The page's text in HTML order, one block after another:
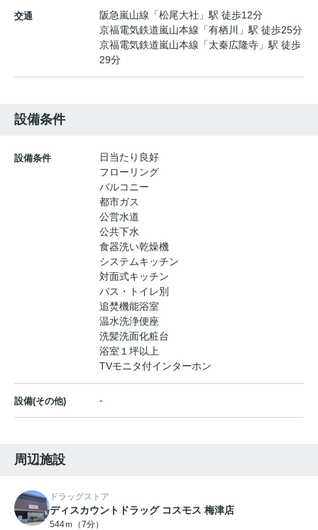
交通 阪急嵐山線 「松尾大社 」駅 徒歩12分
京福電気鉄道嵐山本線 「有栖川
」駅 徒歩25分
京福電気鉄道嵐山本線 「太秦広隆寺 」駅 徒歩
29分
設備条件
設備条件
日当たり良好
フローリング
バルコニー
都市ガス
公営水道
公共下水
食器洗い乾燥機
システムキッチン
対面式キッチン
バス・トイレ別
追焚機能浴室
温水洗浄便座
洗髪洗面化粧台
浴室１坪以上
TVモニタ付インターホン
設備(その他) -
周辺施設
ドラッグストア
ディスカウントドラッグ コスモス 梅津店
544ｍ（7分）